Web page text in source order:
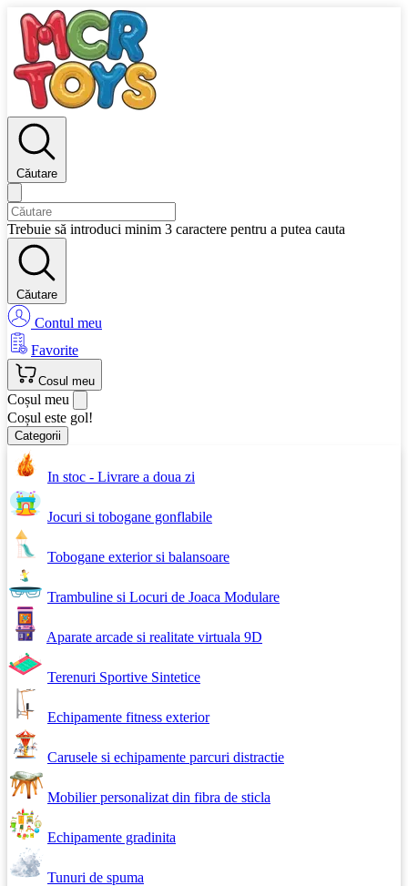
Căutare
Trebuie să introduci minim 3 caractere pentru a putea cauta
Căutare
Contul meu
Favorite
Cosul meu
Coșul meu
Coșul este gol!
Categorii
In stoc - Livrare a doua zi
Jocuri si tobogane gonflabile
Tobogane exterior si balansoare
Trambuline si Locuri de Joaca Modulare
Aparate arcade si realitate virtuala 9D
Terenuri Sportive Sintetice
Echipamente fitness exterior
Carusele si echipamente parcuri distractie
Mobilier personalizat din fibra de sticla
Echipamente gradinita
Tunuri de spuma